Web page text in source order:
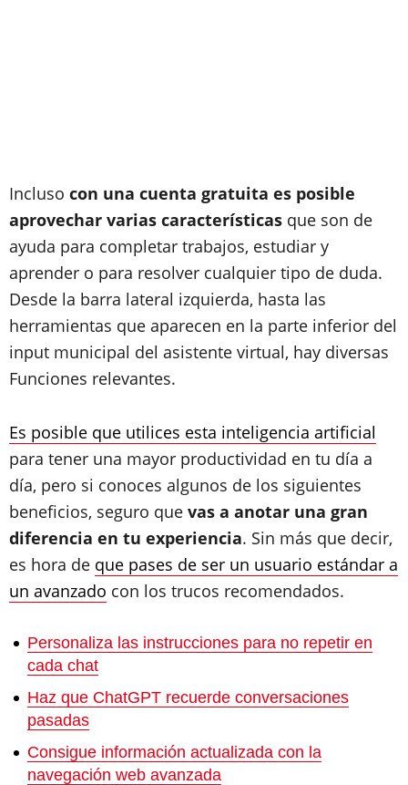
Incluso con una cuenta gratuita es posible
aprovechar varias características que son de
ayuda para completar trabajos, estudiar y
aprender o para resolver cualquier tipo de duda.
Desde la barra lateral izquierda, hasta las
herramientas que aparecen en la parte inferior del
input municipal del asistente virtual, hay diversas
Funciones relevantes.
Es posible que utilices esta inteligencia artificial
para tener una mayor productividad en tu día a
día, pero si conoces algunos de los siguientes
beneficios, seguro que vas a anotar una gran
diferencia en tu experiencia. Sin más que decir,
es hora de que pases de ser un usuario estándar a
un avanzado con los trucos recomendados.
Personaliza las instrucciones para no repetir en
cada chat
Haz que ChatGPT recuerde conversaciones
pasadas
Consigue información actualizada con la
navegación web avanzada